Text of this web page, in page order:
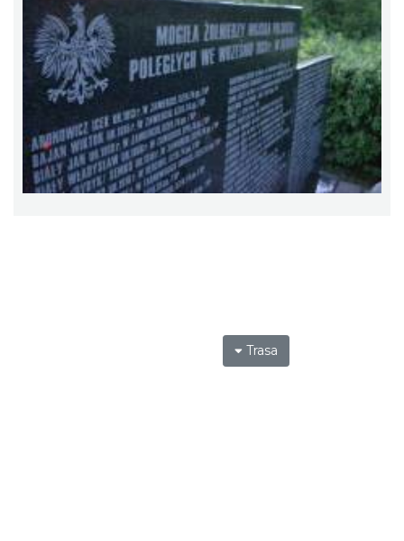
Trasa